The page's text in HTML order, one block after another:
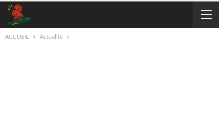
ACCUEIL Actualité